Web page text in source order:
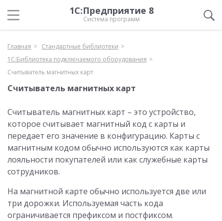
1С:Предприятие 8
Система программ
Главная
Стандартные библиотеки
1С:Библиотека подключаемого оборудования
Считыватель магнитных карт
Считыватель магнитных карт
Считыватель магнитных карт – это устройство,
которое считывает магнитный код с карты и
передает его значение в конфигурацию. Карты с
магнитным кодом обычно используются как карты
лояльности покупателей или как служебные карты
сотрудников.
На магнитной карте обычно используется две или
три дорожки. Используемая часть кода
ограничивается префиксом и постфиксом.